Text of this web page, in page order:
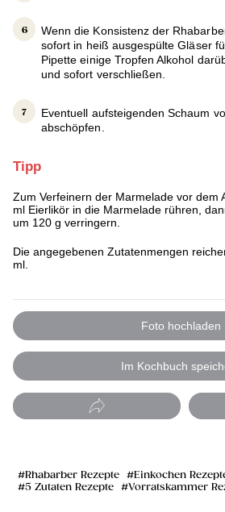
Wenn die Konsistenz der
sofort in heiß ausgespülte Gläser
Pipette einige Tropfen Alkohol
und sofort verschließen.
Eventuell aufsteigenden Schaum
abschöpfen.
Tipp
Zum Verfeinern der Marmelade vor dem
ml Eierlikör in die Marmelade rühren,
um 120 g verringern.
Die angegebenen Zutatenmengen
ml.
Foto hochladen
Im Kochbuch
Rhabarber Rezepte Einkochen
5 Zutaten Rezepte
Vorratskammer